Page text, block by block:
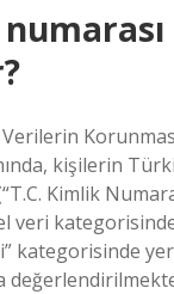
Verilerin
kişilerin
Kimlik
veri
kategorisinde